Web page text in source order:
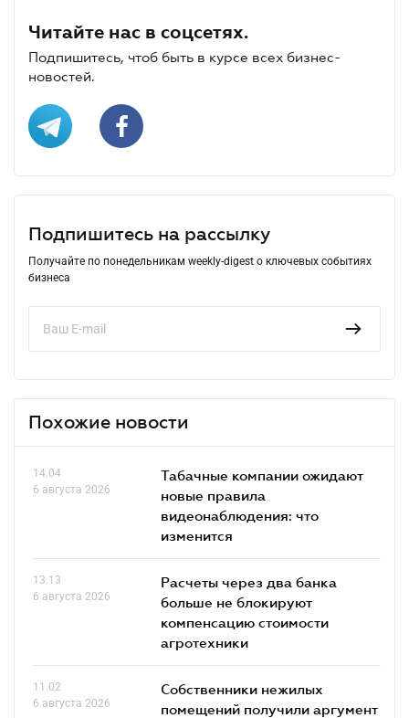
Читайте нас в соцсетях.
Подпишитесь, чтоб быть в курсе всех бизнес-
новостей.
Подпишитесь на рассылку
Получайте по понедельникам weekly-digest о ключевых событиях
бизнеса
Похожие новости
14.04
6 августа 2026
Табачные компании ожидают
новые правила
видеонаблюдения: что
изменится
13.13
6 августа 2026
Расчеты через два банка
больше не блокируют
компенсацию стоимости
агротехники
11.02
6 августа 2026
Собственники нежилых
помещений получили аргумент